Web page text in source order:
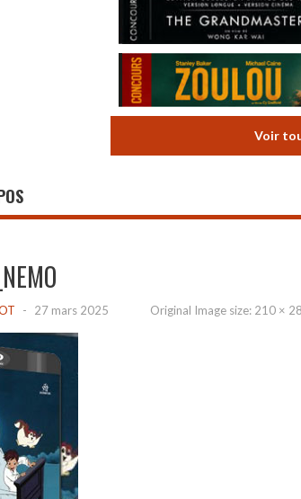
Voir
- 27 mars 2025 Original Image size: 210 ×